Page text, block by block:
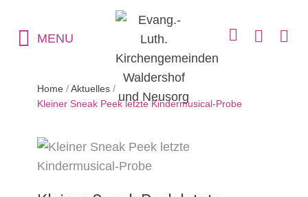
MENU
Home / Aktuelles /
Kleiner Sneak Peek letzte Kindermusical-Probe